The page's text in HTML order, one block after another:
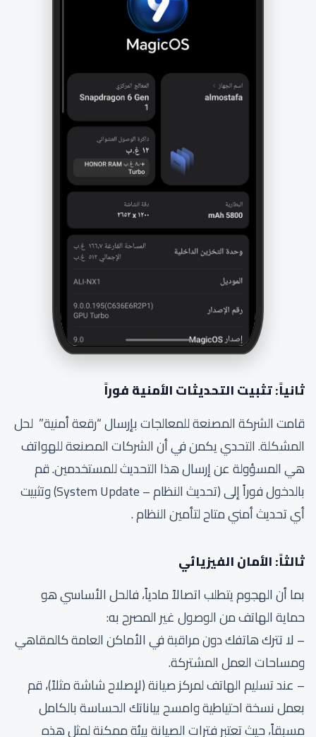
ثانياً: تثبيت التحديثات الأمنية فوراً
قامت الشركة المصنعة للمعالجات بإرسال “رقعة أمنية” لحل
المشكلة. التحدي يكمن في أن الشركات المصنعة للهواتف
هي المسؤولة عن إرسال هذا التحديث للمستخدمين. قم
بالدخول فوراً إلى (تحديث النظام – System Update) وتثبيت
أي تحديث أمني متاح لتأمين النظام .
ثالثاً: الأمان الفيزيائي
بما أن الهجوم يتطلب اتصالاً مادياً، فالحل الأساسي هو
حماية الهاتف من الوصول غير المصرح به:
– لا تترك هاتفك دون مراقبة في الأماكن العامة كالمقاهي
ومساحات العمل المشتركة.
– عند تسليم الهاتف لمركز صيانة (لإصلاح شاشة مثلاً)، قم
بعمل نسخة احتياطية وامسح بياناتك الحساسة بالكامل
مسبقاً، حيث تعتبر فترات الصيانة بيئة ممكنة لمثل هذه